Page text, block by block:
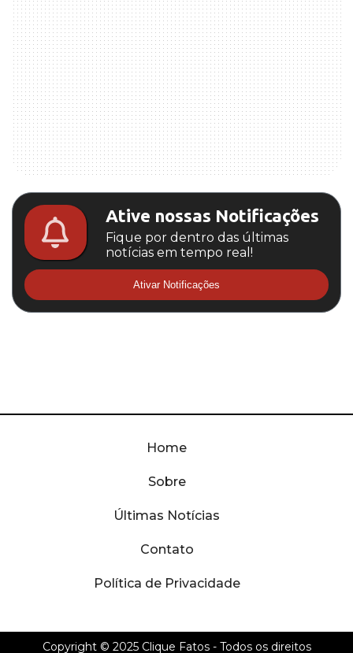
Ative nossas Notificações
Fique por dentro das últimas
notícias em tempo real!
Ativar Notificações
Home
Sobre
Últimas Notícias
Contato
Política de Privacidade
Copyright © 2025 Clique Fatos- Todos os direitos